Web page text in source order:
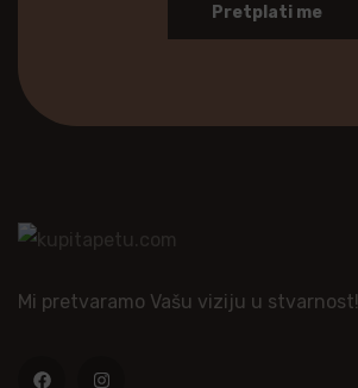
Pretplati me
Mi pretvaramo Vašu viziju u stvarnost!